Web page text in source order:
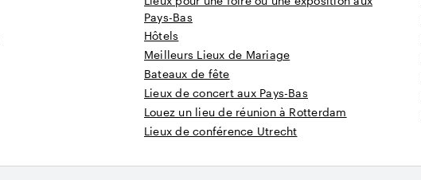
Pays-Bas
Hôtels
Meilleurs Lieux de Mariage
Bateaux de fête
Lieux de concert aux Pays-Bas
Louez un lieu de réunion à Rotterdam
Lieux de conférence Utrecht